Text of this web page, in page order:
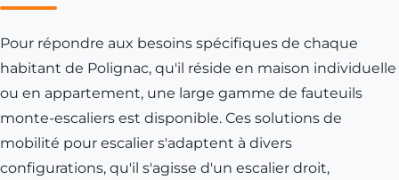
Pour répondre aux besoins spécifiques de chaque
habitant de Polignac, qu'il réside en maison individuelle
ou en appartement, une large gamme de fauteuils
monte-escaliers est disponible. Ces solutions de
mobilité pour escalier s'adaptent à divers
configurations, qu'il s'agisse d'un escalier droit,